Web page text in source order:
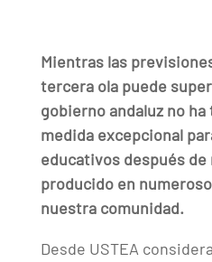
Mientras las
tercera ola puede
gobierno andaluz no
medida excepcional
educativos después de
producido en
nuestra comunidad.
Desde USTEA